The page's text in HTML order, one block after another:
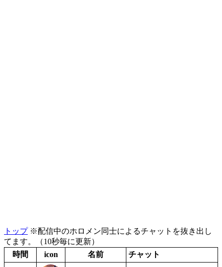
トップ※配信中のホロメン同士によるチャットを抜き出し
てます。（10秒毎に更新）
時間
icon 名前 チャット